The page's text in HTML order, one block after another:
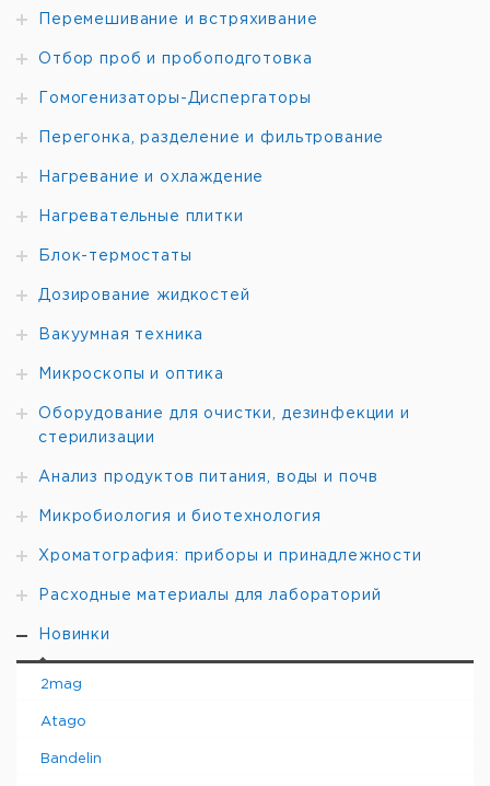
Перемешивание и встряхивание
Отбор проб и пробоподготовка
Гомогенизаторы-Диспергаторы
Перегонка, разделение и фильтрование
Нагревание и охлаждение
Нагревательные плитки
Блок-термостаты
Дозирование жидкостей
Вакуумная техника
Микроскопы и оптика
Оборудование для очистки, дезинфекции и
стерилизации
Анализ продуктов питания, воды и почв
Микробиология и биотехнология
Хроматография: приборы и принадлежности
Расходные материалы для лабораторий
Новинки
2mag
Atago
Bandelin